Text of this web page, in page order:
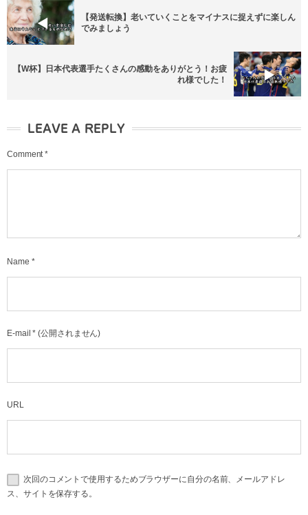
【発送転換】老いていくことをマイナスに捉えずに楽しん
でみましょう
【W杯】日本代表選手たくさんの感動をありがとう！お疲
れ様でした！
LEAVE A REPLY
Comment *
Name *
E-mail * (公開されません)
URL
次回のコメントで使用するためブラウザーに自分の名前、メールアドレ
ス、サイトを保存する。